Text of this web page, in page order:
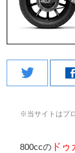
twitter
※当サイトはプ
800ccのドゥ